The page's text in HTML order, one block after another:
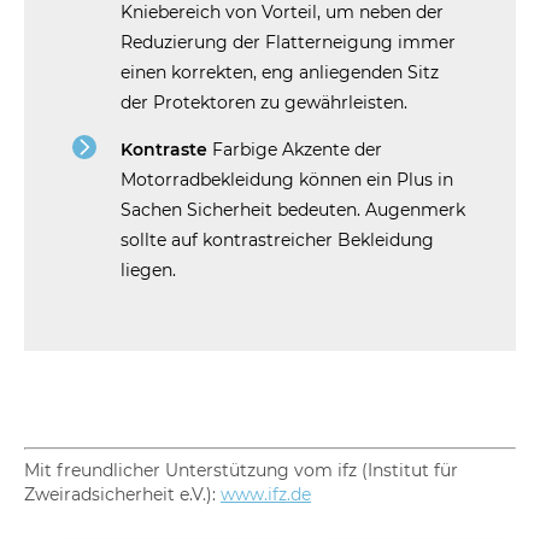
Kniebereich von Vorteil, um neben der
Reduzierung der Flatterneigung immer
einen korrekten, eng anliegenden Sitz
der Protektoren zu gewährleisten.
Kontraste Farbige Akzente der
Motorradbekleidung können ein Plus in
Sachen Sicherheit bedeuten. Augenmerk
sollte auf kontrastreicher Bekleidung
liegen.
Mit freundlicher Unterstützung vom ifz (Institut für
Zweiradsicherheit e.V.): www.ifz.de